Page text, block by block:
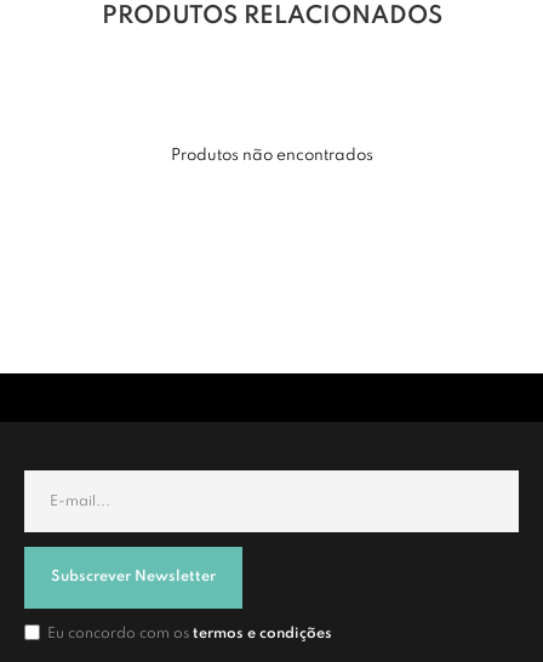
PRODUTOS RELACIONADOS
Produtos não encontrados
Subscrever Newsletter
Eu concordo com os termos e condições